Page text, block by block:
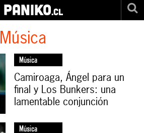
PANIKO.cl
Música
Música
Camiroaga, Ángel para un
final y Los Bunkers: una
lamentable conjunción
Música